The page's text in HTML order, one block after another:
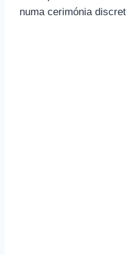
numa cerimónia